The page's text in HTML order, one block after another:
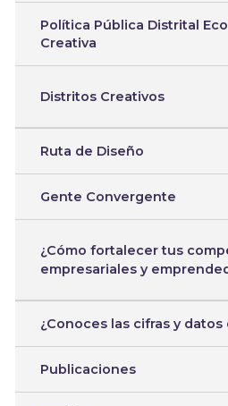
Política Pública Distrital
Creativa
Distritos Creativos
Ruta de Diseño
Gente Convergente
¿Cómo fortalecer tus
empresariales y
¿Conoces las cifras y
Publicaciones